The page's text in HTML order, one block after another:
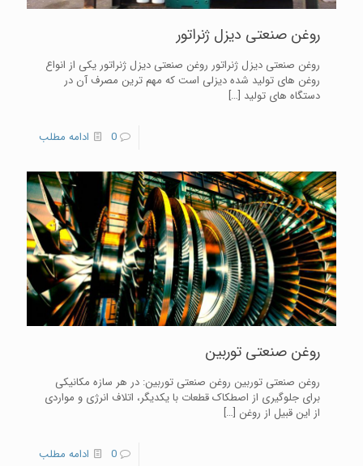
روغن صنعتی دیزل ژنراتور
روغن صنعتی دیزل ژنراتور روغن صنعتی دیزل ژنراتور یکی از انواع
روغن های تولید شده دیزلی است که مهم ترین مصرف آن در
دستگاه های تولید […]
0 ادامه مطلب
روغن صنعتی توربین
روغن صنعتی توربین روغن صنعتی توربین: در هر سازه مکانیکی
برای جلوگیری از اصطکاک قطعات با یکدیگر، اتلاف انرژی و مواردی
از این قبیل از روغن […]
0 ادامه مطلب